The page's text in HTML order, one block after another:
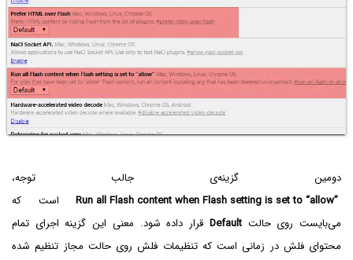
دومین گزینه‌ی جالب توجه،
Run all Flash content when Flash setting is set to “allow” است که
می‌بایست روی حالتDefault قرار داده شود. معنی این گزینه اجرای تمام
محتوای فلش در زمانی است که تنظیمات فلش روی حالت مجاز تنظیم شده